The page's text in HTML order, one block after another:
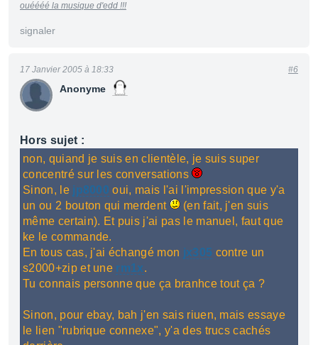
ouéééé la musique d'edd !!!
signaler
Anonyme
17 Janvier 2005 à 18:33 #6
Hors sujet :
non, quiand je suis en clientèle, je suis super
concentré sur les conversations
Sinon, le jp8000 oui, mais l'ai l'impression que y'a
un ou 2 bouton qui merdent
(en fait, j'en suis
même certain). Et puis j'ai pas le manuel, faut que
ke le commande.
En tous cas, j'ai échangé mon jx305 contre un
s2000+zip et une rm1x.
Tu connais personne que ça branhce tout ça ?
Sinon, pour ebay, bah j'en sais riuen, mais essaye
le lien "rubrique connexe", y'a des trucs cachés